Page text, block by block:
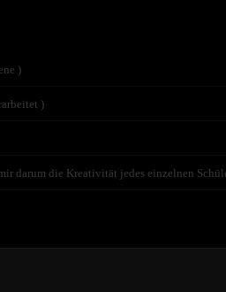
)
)
darum die Kreativität jedes einzelnen